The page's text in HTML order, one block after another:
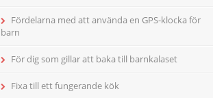
Fördelarna med att använda en GPS-klocka för
barn
För dig som gillar att baka till barnkalaset
Fixa till ett fungerande kök